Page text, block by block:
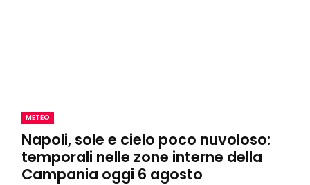
METEO
Napoli, sole e cielo poco nuvoloso:
temporali nelle zone interne della
Campania oggi 6 agosto